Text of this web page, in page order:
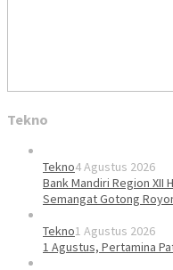
Tekno
Tekno4 Agustus 2026
Bank Mandiri Region XII
Semangat Gotong
Tekno1 Agustus 2026
1 Agustus, Pertamina